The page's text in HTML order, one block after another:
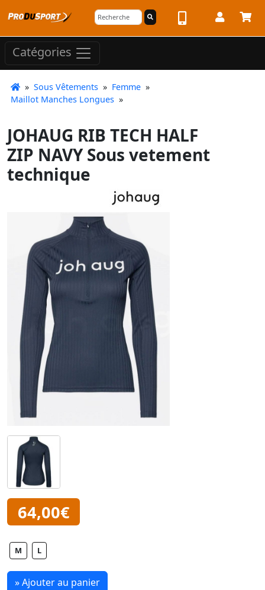
Catégories
» Sous Vêtements » Femme »
Maillot Manches Longues »
JOHAUG RIB TECH HALF
ZIP NAVY Sous vetement
technique
64,00€
M L
» Ajouter au panier